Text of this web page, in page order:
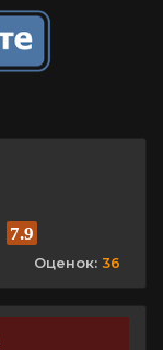
7.9
Оценок: 36